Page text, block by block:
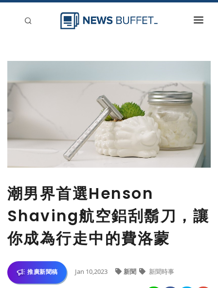
登入
潮男界首選Henson
Shaving航空鋁刮鬍刀，讓
你成為行走中的費洛蒙
推廣新聞稿 Jan 10,2023 新聞 新聞時事